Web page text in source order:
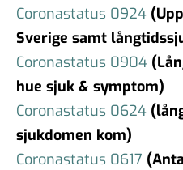
Coronastatus 0924
Sverige samt
Coronastatus 0904
hue sjuk & symptom)
Coronastatus 0624
sjukdomen kom)
Coronastatus 0617